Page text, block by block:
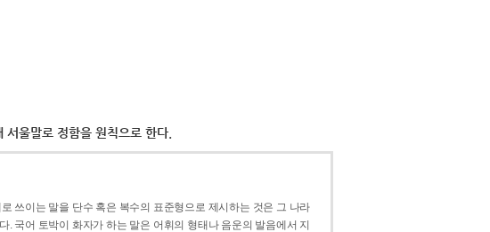
울말로 정함을 원칙으로 한다.
쓰이는 말을 단수 혹은 복수의 표준형으로 제시하는 것은 그 나라
국어 토박이 화자가 하는 말은 어휘의 형태나 음운의 발음에서 지